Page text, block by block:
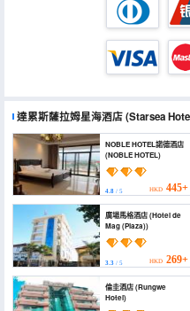
達累斯薩拉姆星海酒店(Starsea
NOBLE HOTEL諾德酒店
(NOBLE HOTEL)
4.8 / 5 HKD 445+
廣場馬格酒店 (Hotel de
Mag (Plaza))
3.3 / 5 HKD 269+
倫圭酒店 (Rungwe
Hotel)